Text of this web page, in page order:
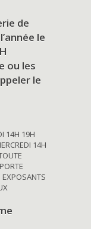
de
le
ou les
le
14H 19H
14H
EXPOSANTS